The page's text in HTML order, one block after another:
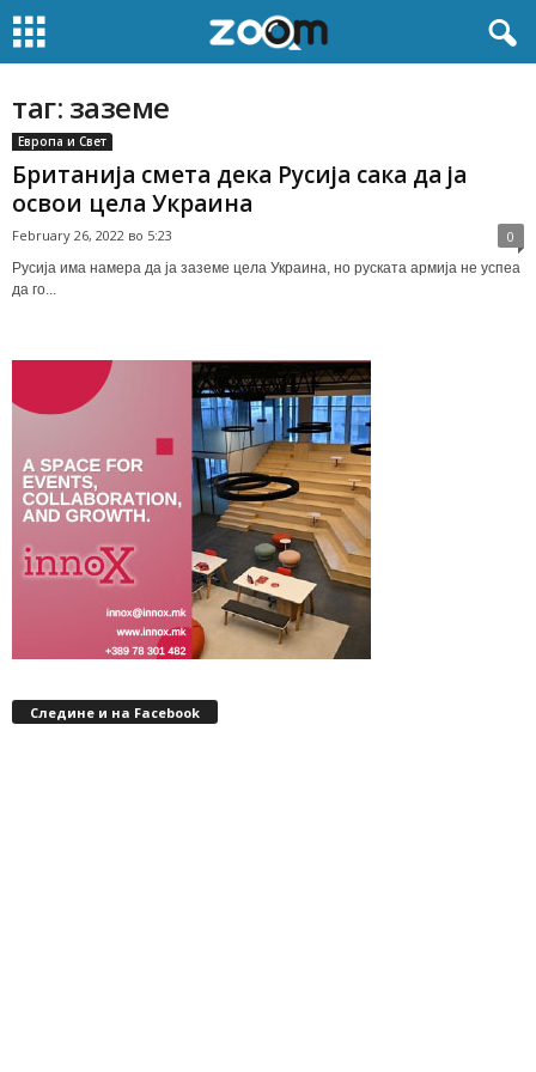
таг: заземе
Европа и Свет
Британија смета дека Русија сака да ја
освои цела Украина
February 26, 2022 во 5:23 0
Русија има намера да ја заземе цела Украина, но руската армија не успеа
да го...
Следине и на Facebook